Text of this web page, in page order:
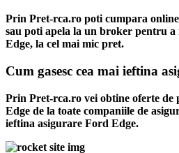
Prin Pret-rca.ro poti cumpara
sau poti apela la un broker pentru
Edge, la cel mai mic pret.
Cum gasesc cea mai ieftina
Prin Pret-rca.ro vei obtine oferte
Edge de la toate companiile de
ieftina asigurare Ford Edge.